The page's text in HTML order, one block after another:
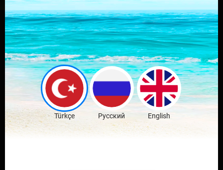
Sevdiğin şehrin
mobil
uygulamasını indir
Ücretsiz İndir
Türkçe Русский English